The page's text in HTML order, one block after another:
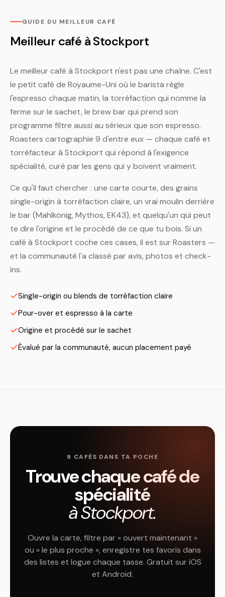
GUIDE DU MEILLEUR CAFÉ
Meilleur café à Stockport
Le meilleur café à Stockport n'est pas une chaîne. C'est
le petit café de Royaume-Uni où le barista règle
l'espresso chaque matin, la torréfaction qui nomme la
ferme sur le sachet, le brew bar qui prend son
programme filtre aussi au sérieux que son espresso.
Roasters cartographie 9 d'entre eux — chaque café et
torréfacteur à Stockport qui répond à l'exigence
spécialité, curé par les gens qui y boivent vraiment.
Ce qu'il faut chercher : une carte courte, des grains
single-origin à torréfaction claire, un vrai moulin derrière
le bar (Mahlkönig, Mythos, EK43), et quelqu'un qui peut
te dire l'origine et le procédé de ce que tu bois. Si un
café à Stockport coche ces cases, il est sur Roasters —
et la communauté l'a classé par avis, photos et check-
ins.
Single-origin ou blends de torréfaction claire
Pour-over et espresso à la carte
Origine et procédé sur le sachet
Évalué par la communauté, aucun placement payé
9 CAFÉS DANS TA POCHE
Trouve chaque café de
spécialité
à Stockport.
Ouvre la carte, filtre par « ouvert maintenant »
ou « le plus proche », enregistre tes favoris dans
des listes et logue chaque tasse. Gratuit sur iOS
et Android.